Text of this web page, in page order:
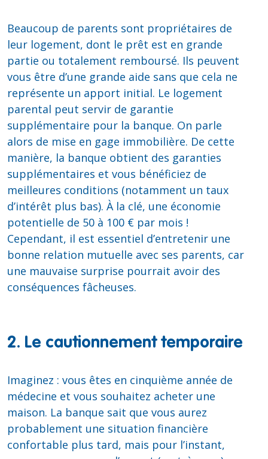
Beaucoup de parents sont propriétaires de
leur logement, dont le prêt est en grande
partie ou totalement remboursé. Ils peuvent
vous être d’une grande aide sans que cela ne
représente un apport initial. Le logement
parental peut servir de garantie
supplémentaire pour la banque. On parle
alors de mise en gage immobilière. De cette
manière, la banque obtient des garanties
supplémentaires et vous bénéficiez de
meilleures conditions (notamment un taux
d’intérêt plus bas). À la clé, une économie
potentielle de 50 à 100 € par mois !
Cependant, il est essentiel d’entretenir une
bonne relation mutuelle avec ses parents, car
une mauvaise surprise pourrait avoir des
conséquences fâcheuses.
2. Le cautionnement temporaire
Imaginez : vous êtes en cinquième année de
médecine et vous souhaitez acheter une
maison. La banque sait que vous aurez
probablement une situation financière
confortable plus tard, mais pour l’instant,